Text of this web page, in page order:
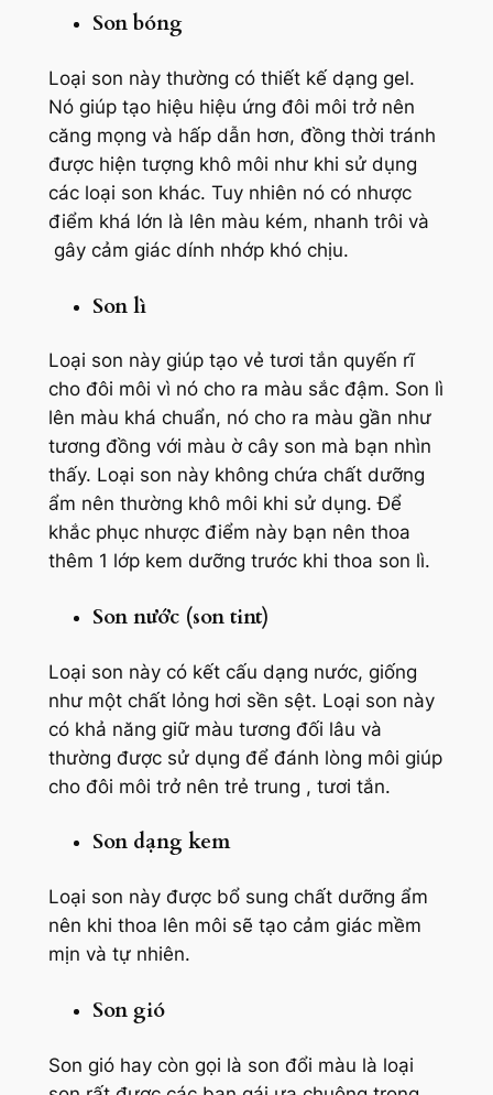
Son bóng
Loại son này thường có thiết kế dạng gel.
Nó giúp tạo hiệu hiệu ứng đôi môi trở nên
căng mọng và hấp dẫn hơn, đồng thời tránh
được hiện tượng khô môi như khi sử dụng
các loại son khác. Tuy nhiên nó có nhược
điểm khá lớn là lên màu kém, nhanh trôi và
gây cảm giác dính nhớp khó chịu.
Son lì
Loại son này giúp tạo vẻ tươi tắn quyến rĩ
cho đôi môi vì nó cho ra màu sắc đậm. Son lì
lên màu khá chuẩn, nó cho ra màu gần như
tương đồng với màu ờ cây son mà bạn nhìn
thấy. Loại son này không chứa chất dưỡng
ẩm nên thường khô môi khi sử dụng. Để
khắc phục nhược điểm này bạn nên thoa
thêm 1 lớp kem dưỡng trước khi thoa son lì.
Son nước (son tint)
Loại son này có kết cấu dạng nước, giống
như một chất lỏng hơi sền sệt. Loại son này
có khả năng giữ màu tương đối lâu và
thường được sử dụng để đánh lòng môi giúp
cho đôi môi trở nên trẻ trung , tươi tắn.
Son dạng kem
Loại son này được bổ sung chất dưỡng ẩm
nên khi thoa lên môi sẽ tạo cảm giác mềm
mịn và tự nhiên.
Son gió
Son gió hay còn gọi là son đổi màu là loại